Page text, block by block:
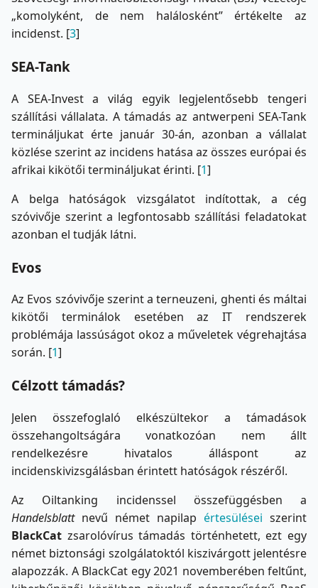
„komolyként, de nem halálosként” értékelte az
incidenst. [3]
SEA-Tank
A SEA-Invest a világ egyik legjelentősebb tengeri
szállítási vállalata. A támadás az antwerpeni SEA-Tank
termináljukat érte január 30-án, azonban a vállalat
közlése szerint az incidens hatása az összes európai és
afrikai kikötői termináljukat érinti. [1]
A belga hatóságok vizsgálatot indítottak, a cég
szóvivője szerint a legfontosabb szállítási feladatokat
azonban el tudják látni.
Evos
Az Evos szóvivője szerint a terneuzeni, ghenti és máltai
kikötői terminálok esetében az IT rendszerek
problémája lassúságot okoz a műveletek végrehajtása
során. [1]
Célzott támadás?
Jelen összefoglaló elkészültekor a támadások
összehangoltságára vonatkozóan nem állt
rendelkezésre hivatalos álláspont az
incidenskivizsgálásban érintett hatóságok részéről.
Az Oiltanking incidenssel összefüggésben a
Handelsblattnevű német napilap értesülései szerint
BlackCat zsarolóvírus támadás történhetett, ezt egy
német biztonsági szolgálatoktól kiszivárgott jelentésre
alapozzák. A BlackCat egy 2021 novemberében feltűnt,